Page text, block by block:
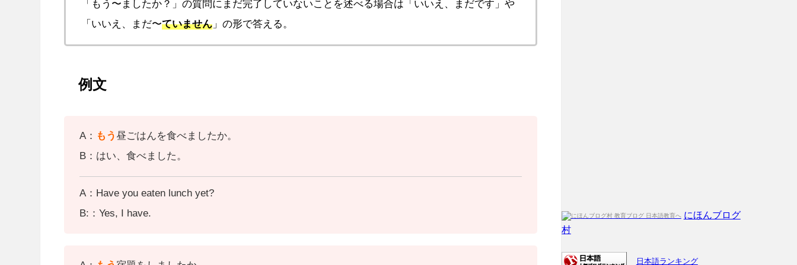
「もう〜ましたか？」の質問にまだ完了していないことを述べる場合は「いいえ、まだです」や
「いいえ、まだ〜ていません」の形で答える。
例文
A： もう 昼ごはんを食べましたか。
B：はい、食べました。
A：Have you eaten lunch yet?
B:：Yes, I have.
にほんブログ
村
日本語ランキング